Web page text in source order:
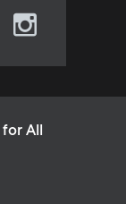
Visit
(opens
All